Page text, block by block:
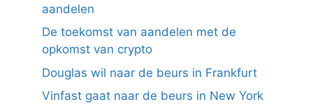
aandelen
De toekomst van aandelen met de
opkomst van crypto
Douglas wil naar de beurs in Frankfurt
Vinfast gaat naar de beurs in New York